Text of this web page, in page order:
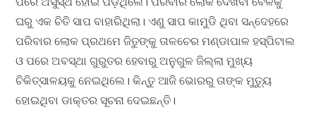
ଘରୁ ଏକ ଚିତି ସାପ ବାହାରିଥିଲା। ଏଣୁ ସାପ କାମୁଡି ଥିବା ସନ୍ଦେହରେ
ପରିବାର ଲୋକ ପ୍ରଥମେ ଜିତୁଙ୍କୁ ତାଳଚେର ମଣ୍ଡାପାଳ ହସ୍ପିଟାଲ
ଓ ପରେ ଅବସ୍ଥା ଗୁରୁତର ହେବାରୁ ଅନୁଗୁଳ ଜିଲ୍ଲା ମୁଖ୍ୟ
ଚିକିତ୍ସାଳୟକୁ ନେଇଥିଲେ। କିନ୍ତୁ ଆଜି ଭୋରରୁ ତାଙ୍କ ମୁତ୍ୟୁ
ହୋଇଥିବା ଡାକ୍ତର ସୂଚନା ଦେଇଛନ୍ତି।